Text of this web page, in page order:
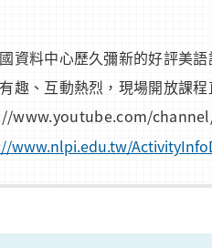
資料中心歷久彌新的好評美
趣、互動熱烈，現場開放課
www.youtube.com/
www.nlpi.edu.tw/